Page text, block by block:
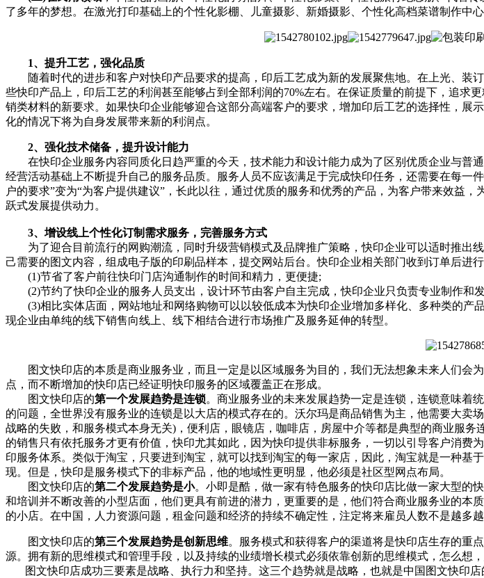
了多年的梦想。在激光打印基础上的个性化影棚、儿童摄影、新婚摄影、个性化高档菜谱制作中
1、提升工艺，强化品质
随着时代的进步和客户对快印产品要求的提高，印后工艺成为新的发展聚焦地。在上光、装
些快印产品上，印后工艺的利润甚至能够占到全部利润的70%左右。在保证质量的前提下，追
销类材料的新要求。如果快印企业能够迎合这部分高端客户的要求，增加印后工艺的选择性，
化的情况下将为自身发展带来新的利润点。
2、强化技术储备，提升设计能力
在快印企业服务内容同质化日趋严重的今天，技术能力和设计能力成为了区别优质企业与普
经营活动基础上不断提升自己的服务品质。服务人员不应该满足于完成快印任务，还需要在每一
户的要求”变为“为客户提供建议”，长此以往，通过优质的服务和优秀的产品，为客户带来效益
跃式发展提供动力。
3、增设线上个性化订制需求服务，完善服务方式
为了迎合目前流行的网购潮流，同时升级营销模式及品牌推广策略，快印企业可以适时推出
己需要的图文内容，组成电子版的印刷品样本，提交网站后台。快印企业相关部门收到订单后进
(1)节省了客户前往快印门店沟通制作的时间和精力，更便捷;
(2)节约了快印企业的服务人员支出，设计环节由客户自主完成，快印企业只负责专业制作和
(3)相比实体店面，网站地址和网络购物可以以较低成本为快印企业增加多样化、多种类的产
现企业由单纯的线下销售向线上、线下相结合进行市场推广及服务延伸的转型。
图文快印店的本质是商业服务业，而且一定是以区域服务为目的，我们无法想象未来人们会
点，而不断增加的快印店已经证明快印服务的区域覆盖正在形成。
图文快印店的第一个发展趋势是连锁。商业服务业的未来发展趋势一定是连锁，连锁意味着
的问题，全世界没有服务业的连锁是以大店的模式存在的。沃尔玛是商品销售为主，他需要大
战略的失败，和服务模式本身无关)，便利店，眼镜店，咖啡店，房屋中介等都是典型的商业服
的销售只有依托服务才更有价值，快印尤其如此，因为快印提供非标服务，一切以引导客户消
印服务体系。类似于淘宝，只要进到淘宝，就可以找到淘宝的每一家店，因此，淘宝就是一种
现。但是，快印是服务模式下的非标产品，他的地域性更明显，他必须是社区型网点布局。
图文快印店的第二个发展趋势是小。小即是酷，做一家有特色服务的快印店比做一家大型的
和培训并不断改善的小型店面，他们更具有前进的潜力，更重要的是，他们符合商业服务业的本
的小店。在中国，人力资源问题，租金问题和经济的持续不确定性，注定将来雇员人数不是越多
图文快印店的第三个发展趋势是创新思维。服务模式和获得客户的渠道将是快印店生存的重
源。拥有新的思维模式和管理手段，以及持续的业绩增长模式必须依靠创新的思维模式，怎么想，
图文快印店成功三要素是战略、执行力和坚持。这三个趋势就是战略，也就是中国图文快印店